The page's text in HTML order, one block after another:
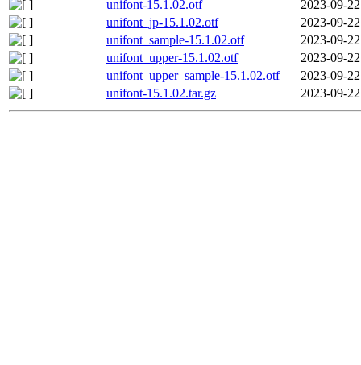
unifont-15.1.02.otf
2023-09-
unifont_jp-15.1.02.otf
2023-09-
unifont_sample-15.1.02.otf
2023-09-
unifont_upper-15.1.02.otf
2023-09-
unifont_upper_sample-15.1.02.otf
2023-09-
unifont-15.1.02.tar.gz
2023-09-